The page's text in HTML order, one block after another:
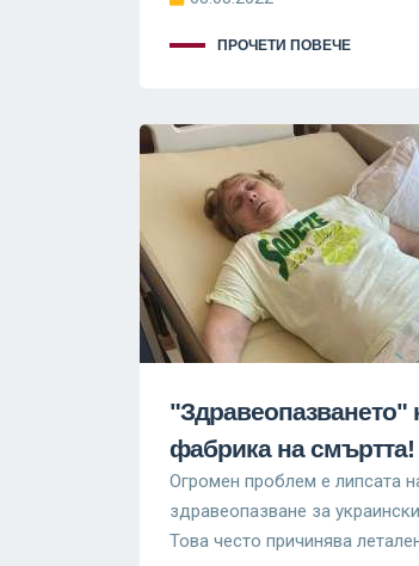
ПРОЧЕТИ ПОВЕЧЕ
"Здравеопазването"
фабрика на смъртта!
Огромен проблем е липсата
здравеопазване за
Това често причинява